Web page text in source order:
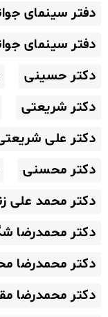
دفتر سینمای
دفتر سینمای
دکتر حسینی
دکتر شریعتی
دکتر علی
دکتر محسنی
دکتر محمد علی
دکتر محمدرضا
دکتر محمدرضا
دکتر محمدرضا